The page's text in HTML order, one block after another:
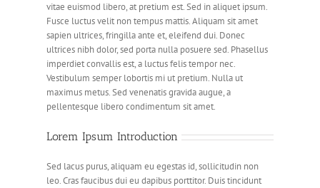
vitae euismod libero, at pretium est. Sed in aliquet ipsum.
Fusce luctus velit non tempus mattis. Aliquam sit amet
sapien ultrices, fringilla ante et, eleifend dui. Donec
ultrices nibh dolor, sed porta nulla posuere sed. Phasellus
imperdiet convallis est, a luctus felis tempor nec.
Vestibulum semper lobortis mi ut pretium. Nulla ut
maximus metus. Sed venenatis gravida augue, a
pellentesque libero condimentum sit amet.
Lorem Ipsum Introduction
Sed lacus purus, aliquam eu egestas id, sollicitudin non
leo. Cras faucibus dui eu dapibus porttitor. Duis tincidunt